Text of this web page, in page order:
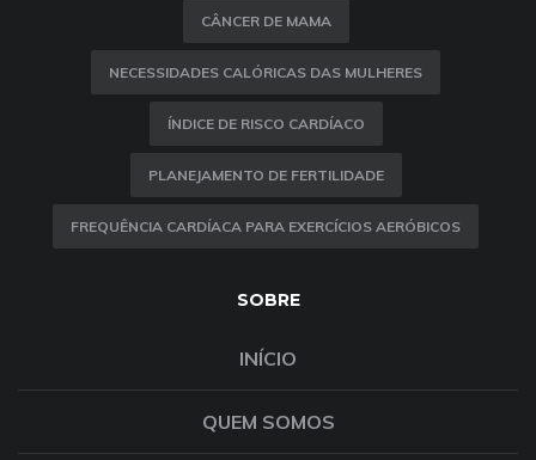
CÂNCER DE MAMA
NECESSIDADES CALÓRICAS DAS MULHERES
ÍNDICE DE RISCO CARDÍACO
PLANEJAMENTO DE FERTILIDADE
FREQUÊNCIA CARDÍACA PARA EXERCÍCIOS AERÓBICOS
SOBRE
INÍCIO
QUEM SOMOS